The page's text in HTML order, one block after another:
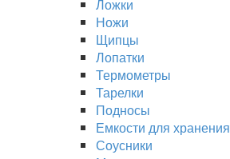
Ложки
Ножи
Щипцы
Лопатки
Термометры
Тарелки
Подносы
Емкости для хранения
Соусники